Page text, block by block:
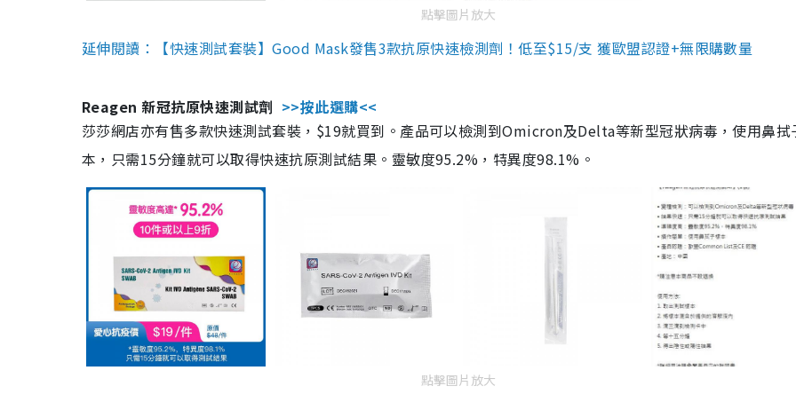
點擊圖片放大
延伸閱讀：【快速測試套裝】Good Mask發售3款抗原快速檢測劑！低至$15/支 獲歐盟認證+無限購數量
Reagen 新冠抗原快速測試劑 >>按此選購<<
莎莎網店亦有售多款快速測試套裝，$19就買到。產品可以檢測到Omicron及Delta等新型冠狀病毒，使用鼻拭
本，只需15分鐘就可以取得快速抗原測試結果。靈敏度95.2%，特異度98.1%。
點擊圖片放大